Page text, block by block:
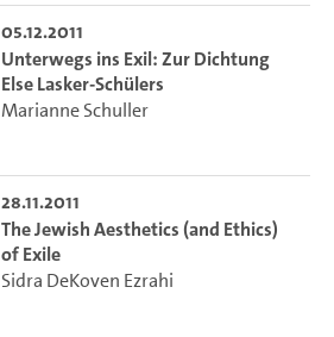
05.12.2011
Unterwegs ins Exil: Zur Dichtung
Else Lasker-Schülers
Marianne Schuller
28.11.2011
The Jewish Aesthetics (and Ethics)
of Exile
Sidra DeKoven Ezrahi